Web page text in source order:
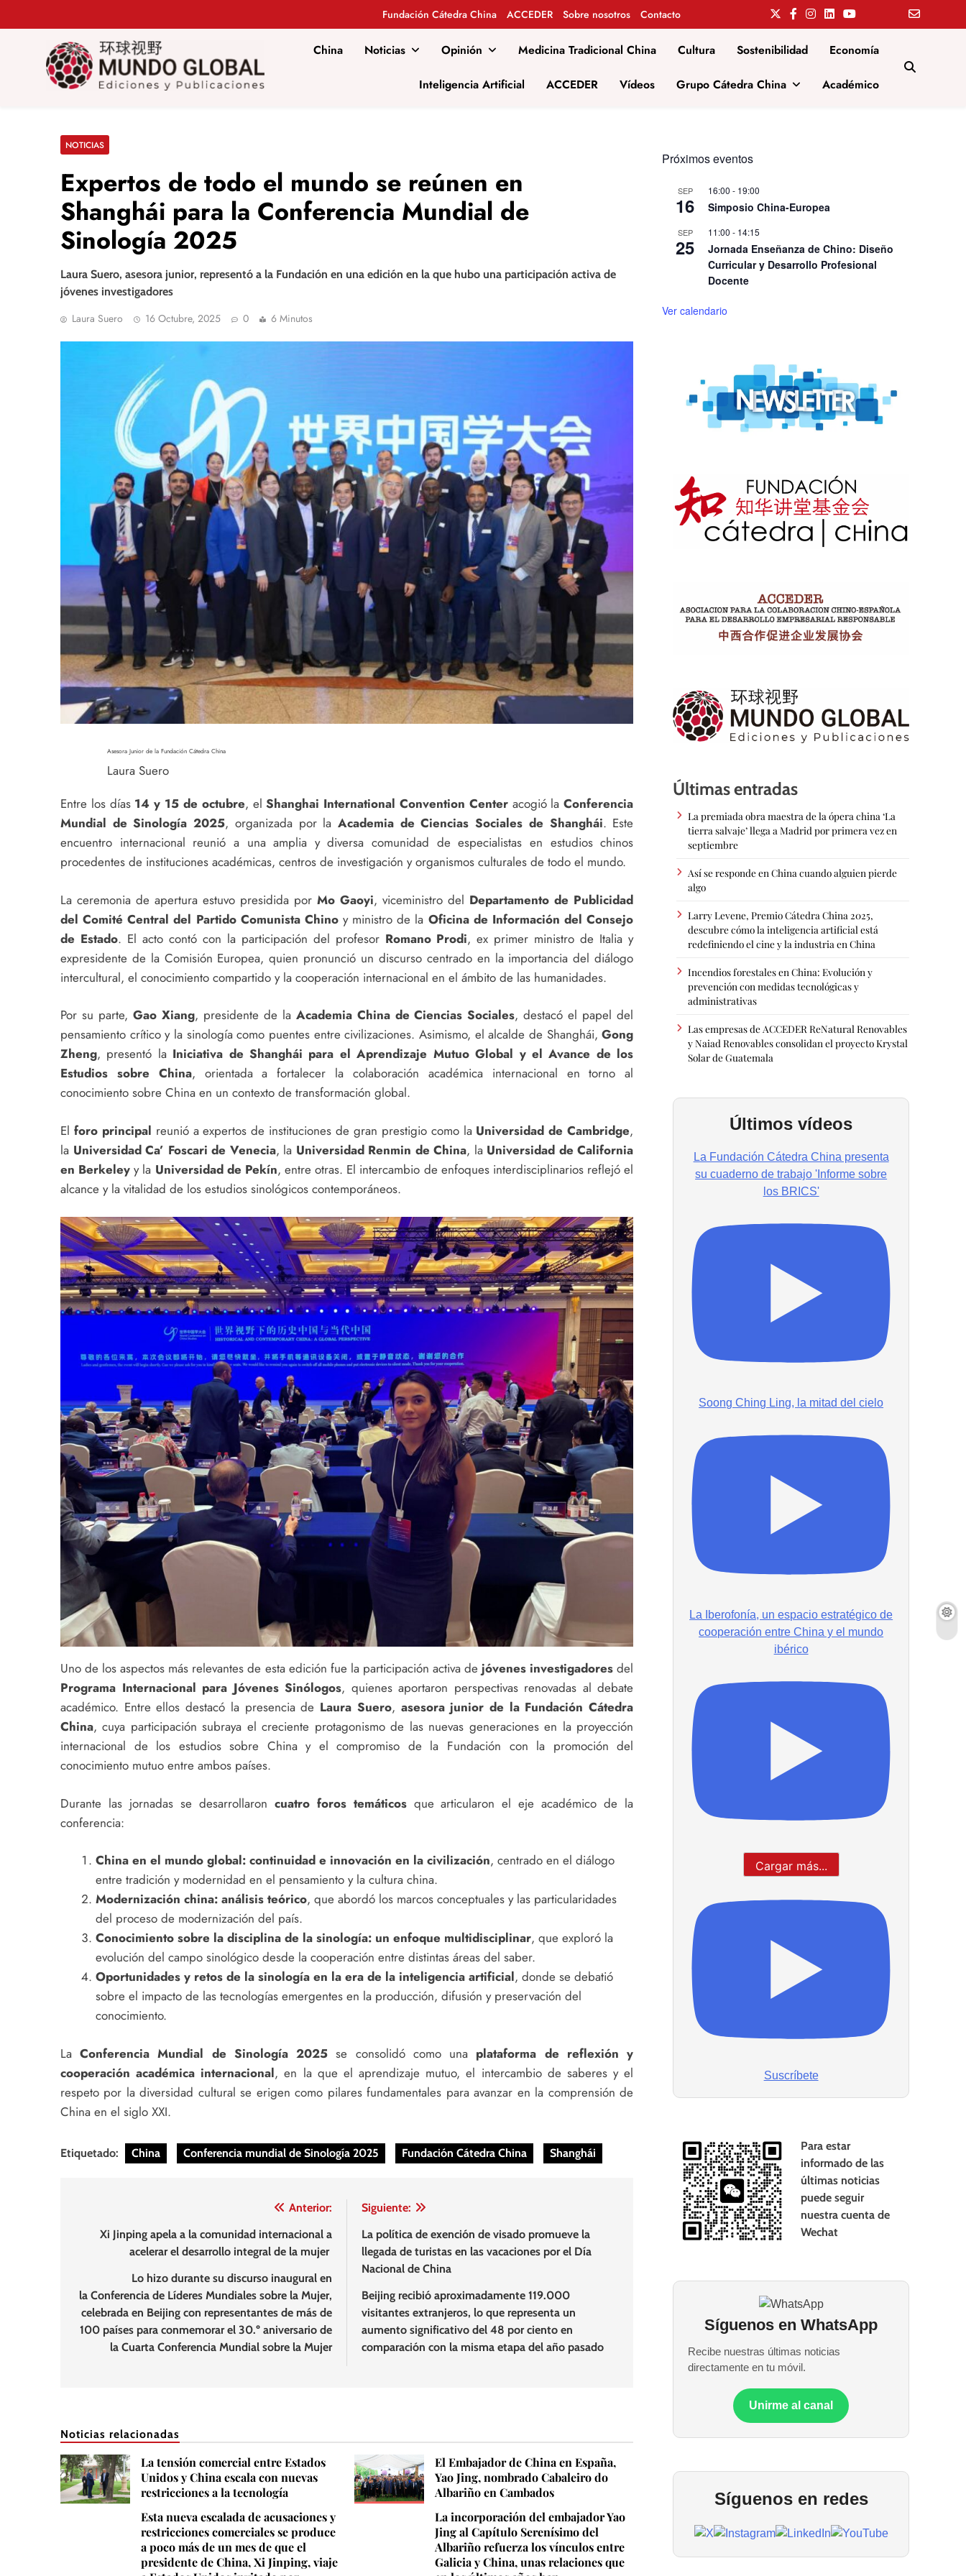
Fundación Cátedra China ACCEDER Sobre nosotros Contacto
Mundo Global
China Noticias Opinión Medicina Tradicional China Cultura Sostenibilidad Economía
Inteligencia Artificial ACCEDER Vídeos Grupo Cátedra China Académico
NOTICIAS
Expertos de todo el mundo se reúnen en
Shanghái para la Conferencia Mundial de
Sinología 2025
Laura Suero, asesora junior, representó a la Fundación en una edición en la que hubo una participación activa de
jóvenes investigadores
Laura Suero 16 Octubre, 2025 0 6 Minutos
Asesora Junior de la Fundación Cátedra China
Laura Suero
Entre los días 14 y 15 de octubre, elShanghai International Convention Centeracogió laConferencia
Mundial de Sinología 2025, organizada por la Academia de Ciencias Sociales de Shanghái. Este
encuentro internacional reunió a una amplia y diversa comunidad de especialistas en estudios chinos
procedentes de instituciones académicas, centros de investigación y organismos culturales de todo el mundo.
La ceremonia de apertura estuvo presidida porMo Gaoyi, viceministro del Departamento de Publicidad
del Comité Central del Partido Comunista Chinoy ministro de la Oficina de Información del Consejo
de Estado. El acto contó con la participación del profesor Romano Prodi, ex primer ministro de Italia y
expresidente de la Comisión Europea, quien pronunció un discurso centrado en la importancia del diálogo
intercultural, el conocimiento compartido y la cooperación internacional en el ámbito de las humanidades.
Por su parte, Gao Xiang, presidente de la Academia China de Ciencias Sociales, destacó el papel del
pensamiento crítico y la sinología como puentes entre civilizaciones. Asimismo, el alcalde de Shanghái,Gong
Zheng, presentó la Iniciativa de Shanghái para el Aprendizaje Mutuo Global y el Avance de los
Estudios sobre China, orientada a fortalecer la colaboración académica internacional en torno al
conocimiento sobre China en un contexto de transformación global.
El foro principal reunió a expertos de instituciones de gran prestigio como la Universidad de Cambridge,
la Universidad Ca’ Foscari de Venecia, la Universidad Renmin de China, la Universidad de California
en Berkeley y la Universidad de Pekín, entre otras. El intercambio de enfoques interdisciplinarios reflejó el
alcance y la vitalidad de los estudios sinológicos contemporáneos.
Uno de los aspectos más relevantes de esta edición fue la participación activa dejóvenes investigadores del
Programa Internacional para Jóvenes Sinólogos, quienes aportaron perspectivas renovadas al debate
académico. Entre ellos destacó la presencia de Laura Suero, asesora junior de la Fundación Cátedra
China, cuya participación subraya el creciente protagonismo de las nuevas generaciones en la proyección
internacional de los estudios sobre China y el compromiso de la Fundación con la promoción del
conocimiento mutuo entre ambos países.
Durante las jornadas se desarrollaron cuatro foros temáticosque articularon el eje académico de la
conferencia:
China en el mundo global: continuidad e innovación en la civilización, centrado en el diálogo
entre tradición y modernidad en el pensamiento y la cultura china.
Modernización china: análisis teórico, que abordó los marcos conceptuales y las particularidades
del proceso de modernización del país.
Conocimiento sobre la disciplina de la sinología: un enfoque multidisciplinar, que exploró la
evolución del campo sinológico desde la cooperación entre distintas áreas del saber.
Oportunidades y retos de la sinología en la era de la inteligencia artificial, donde se debatió
sobre el impacto de las tecnologías emergentes en la producción, difusión y preservación del
conocimiento.
LaConferencia Mundial de Sinología 2025 se consolidó como una plataforma de reflexión y
cooperación académica internacional, en la que el aprendizaje mutuo, el intercambio de saberes y el
respeto por la diversidad cultural se erigen como pilares fundamentales para avanzar en la comprensión de
China en el siglo XXI.
Etiquetado: China Conferencia mundial de Sinología 2025 Fundación Cátedra China Shanghái
entradas
Anterior:
Xi Jinping apela a la comunidad internacional a
acelerar el desarrollo integral de la mujer
Lo hizo durante su discurso inaugural en
la Conferencia de Líderes Mundiales sobre la Mujer,
celebrada en Beijing con representantes de más de
100 países para conmemorar el 30.º aniversario de
la Cuarta Conferencia Mundial sobre la Mujer
Siguiente:
La política de exención de visado promueve la
llegada de turistas en las vacaciones por el Día
Nacional de China
Beijing recibió aproximadamente 119.000
visitantes extranjeros, lo que representa un
aumento significativo del 48 por ciento en
comparación con la misma etapa del año pasado
Noticias relacionadas
La tensión comercial entre Estados
Unidos y China escala con nuevas
restricciones a la tecnología
Esta nueva escalada de acusaciones y
restricciones comerciales se produce
a poco más de un mes de que el
presidente de China, Xi Jinping, viaje
El Embajador de China en España,
Yao Jing, nombrado Cabaleiro do
Albariño en Cambados
La incorporación del embajador Yao
Jing al Capítulo Serenísimo del
Albariño refuerza los vínculos entre
Galicia y China, unas relaciones que
Próximos eventos
SEP
16
16:00 - 19:00
Simposio China-Europea
SEP
25
11:00 - 14:15
Jornada Enseñanza de Chino: Diseño
Curricular y Desarrollo Profesional
Docente
Ver calendario
Últimas entradas
La premiada obra maestra de la ópera china ‘La
tierra salvaje’ llega a Madrid por primera vez en
septiembre
Así se responde en China cuando alguien pierde
algo
Larry Levene, Premio Cátedra China 2025,
descubre cómo la inteligencia artificial está
redefiniendo el cine y la industria en China
Incendios forestales en China: Evolución y
prevención con medidas tecnológicas y
administrativas
Las empresas de ACCEDER ReNatural Renovables
y Naiad Renovables consolidan el proyecto Krystal
Solar de Guatemala
Últimos vídeos
La Fundación Cátedra China presenta
su cuaderno de trabajo 'Informe sobre
los BRICS'
Soong Ching Ling, la mitad del cielo
La Iberofonía, un espacio estratégico de
cooperación entre China y el mundo
ibérico
Cargar más...
Suscríbete
Para estar
informado de las
últimas noticias
puede seguir
nuestra cuenta de
Wechat
Síguenos en WhatsApp
Recibe nuestras últimas noticias
directamente en tu móvil.
Unirme al canal
Síguenos en redes